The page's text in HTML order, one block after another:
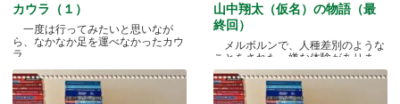
カウラ（１）
一度は行ってみたいと思いなが
ら、なかなか足を運べなかったカウ
ラ.....
山中翔太（仮名）の物語（最
終回）
メルボルンで、人種差別のような
ことをされた、嫌な体験がありま
す.....